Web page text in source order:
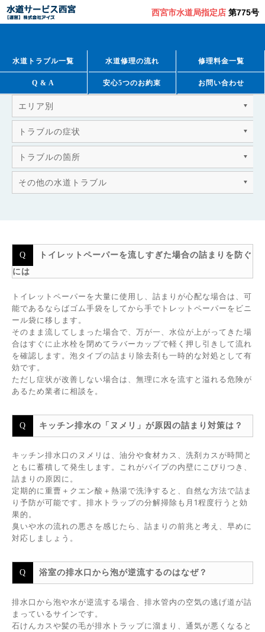
西宮市水道局指定店 第775号
水道トラブル一覧 水道修理の流れ 修理料金一覧
Q & A 安心5つのお約束 お問い合わせ
エリア別
トラブルの症状
トラブルの箇所
その他の水道トラブル
トイレットペーパーを流しすぎた場合の詰まりを防ぐ
には
トイレットペーパーを大量に使用し、詰まりが心配な場合は、可
能であるならばゴム手袋をしてから手でトレットペーパーをビニ
ール袋に移します。
そのまま流してしまった場合で、万が一、水位が上がってきた場
合はすぐに止水栓を閉めてラバーカップで軽く押し引きして流れ
を確認します。泡タイプの詰まり除去剤も一時的な対処として有
効です。
ただし症状が改善しない場合は、無理に水を流すと溢れる危険が
あるため業者に相談を。
キッチン排水の「ヌメリ」が原因の詰まり対策は？
キッチン排水口のヌメリは、油分や食材カス、洗剤カスが時間と
ともに蓄積して発生します。これがパイプの内壁にこびりつき、
詰まりの原因に。
定期的に重曹＋クエン酸＋熱湯で洗浄すると、自然な方法で詰ま
り予防が可能です。排水トラップの分解掃除も月1程度行うと効
果的。
臭いや水の流れの悪さを感じたら、詰まりの前兆と考え、早めに
対応しましょう。
浴室の排水口から泡が逆流するのはなぜ？
排水口から泡や水が逆流する場合、排水管内の空気の逃げ道が詰
まっているサインです。
石けんカスや髪の毛が排水トラップに溜まり、通気が悪くなると